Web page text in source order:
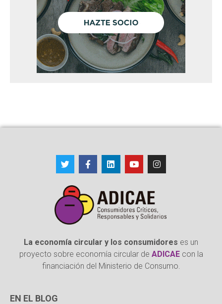
La economía circular y los consumidores es un
proyecto sobre economía circular de ADICAEcon la
financiación del Ministerio de Consumo.
EN EL BLOG